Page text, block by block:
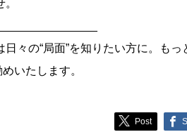
々の“局面”を知りたい方に。も
いたします。
Post